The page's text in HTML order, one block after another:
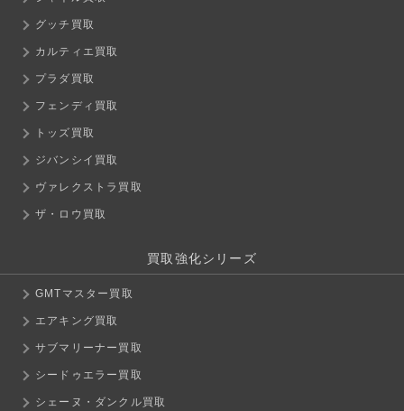
グッチ買取
カルティエ買取
プラダ買取
フェンディ買取
トッズ買取
ジバンシイ買取
ヴァレクストラ買取
ザ・ロウ買取
買取強化シリーズ
GMTマスター買取
エアキング買取
サブマリーナー買取
シードゥエラー買取
シェーヌ・ダンクル買取